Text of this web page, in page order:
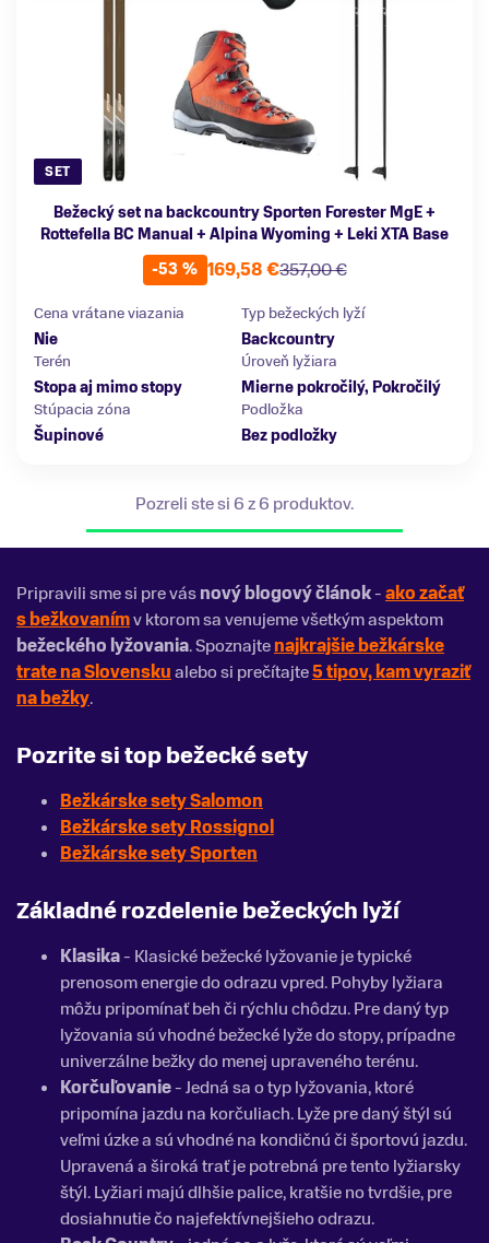
SET
Bežecký set na backcountry Sporten Forester MgE +
Rottefella BC Manual + Alpina Wyoming + Leki XTA Base
-53 %
357,00 €
169,58 €
Cena vrátane viazania
Nie
Typ bežeckých lyží
Backcountry
Terén
Stopa aj mimo stopy
Úroveň lyžiara
Mierne pokročilý, Pokročilý
Stúpacia zóna
Šupinové
Podložka
Bez podložky
Pozreli ste si 6 z 6 produktov.
Pripravili sme si pre vásnový blogový článok-ako začať
s bežkovanímv ktorom sa venujeme všetkým aspektom
bežeckého lyžovania. Spoznajtenajkrajšie bežkárske
trate na Slovenskualebo si prečítajte5 tipov, kam vyraziť
na bežky.
Pozrite si top bežecké sety
Bežkárske sety Salomon
Bežkárske sety Rossignol
Bežkárske sety Sporten
Základné rozdelenie bežeckých lyží
Klasika- Klasické bežecké lyžovanie je typické
prenosom energie do odrazu vpred. Pohyby lyžiara
môžu pripomínať beh či rýchlu chôdzu. Pre daný typ
lyžovania sú vhodné bežecké lyže do stopy, prípadne
univerzálne bežky do menej upraveného terénu.
Korčuľovanie- Jedná sa o typ lyžovania, ktoré
pripomína jazdu na korčuliach. Lyže pre daný štýl sú
veľmi úzke a sú vhodné na kondičnú či športovú jazdu.
Upravená a široká trať je potrebná pre tento lyžiarsky
štýl. Lyžiari majú dlhšie palice, kratšie no tvrdšie, pre
dosiahnutie čo najefektívnejšieho odrazu.